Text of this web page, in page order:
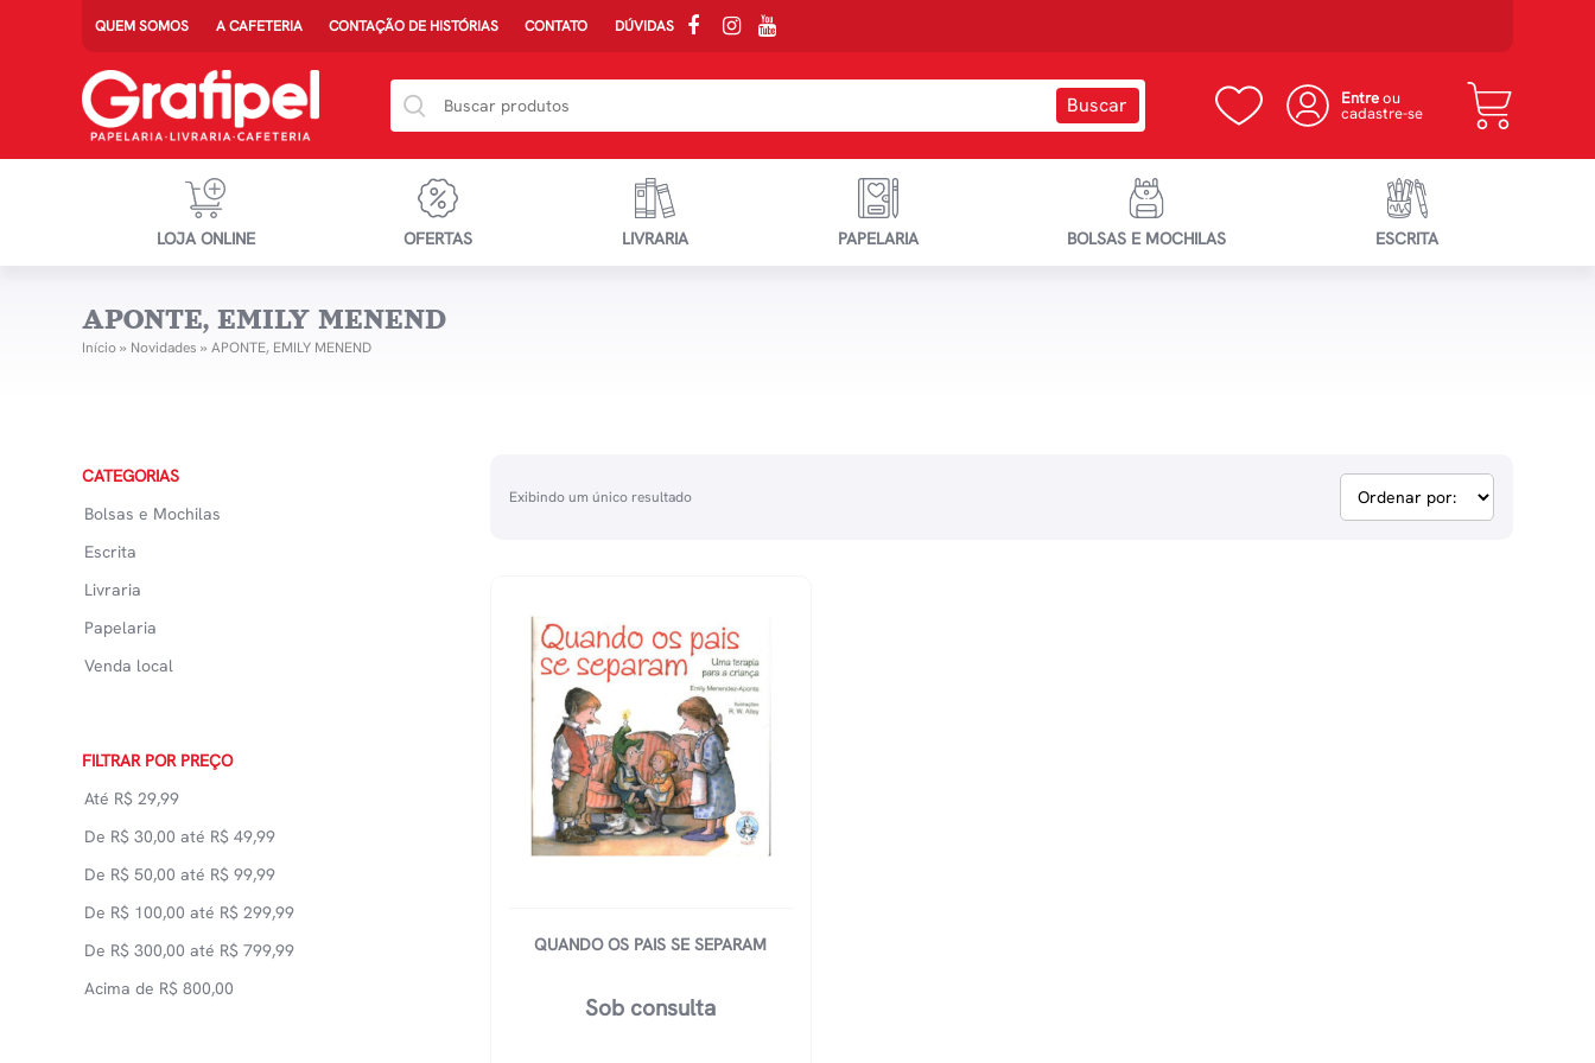
QUEM SOMOS A CAFETERIA CONTAÇÃO DE HISTÓRIAS CONTATO DÚVIDAS
Entreou
cadastre-se
LOJA ONLINE OFERTAS LIVRARIA PAPELARIA BOLSAS E MOCHILAS ESCRITA
APONTE, EMILY MENEND
Início» Novidades » APONTE, EMILY MENEND
CATEGORIAS
Bolsas e Mochilas
Escrita
Livraria
Papelaria
Venda local
FILTRAR POR PREÇO
Até R$ 29,99
De R$ 30,00 até R$ 49,99
De R$ 50,00 até R$ 99,99
De R$ 100,00 até R$ 299,99
De R$ 300,00 até R$ 799,99
Acima de R$ 800,00
Exibindo um único resultado
QUANDO OS PAIS SE SEPARAM
Sob consulta